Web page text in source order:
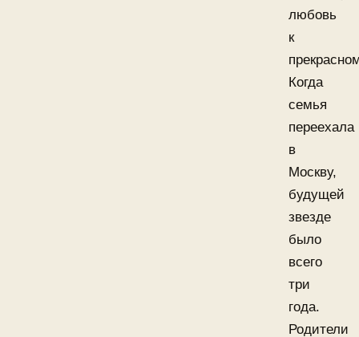
любовь
к
Когда
семья
переехала
в
Москву,
будущей
звезде
было
всего
три
года.
Родители